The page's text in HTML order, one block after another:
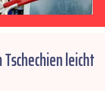
leicht